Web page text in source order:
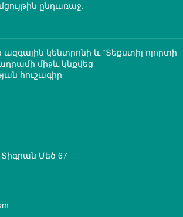
ընդառաջ:
կենտրոնի և “Տեքստիլ ոլորտի
միջև կնքվեց
հուշագիր
Մեծ 67